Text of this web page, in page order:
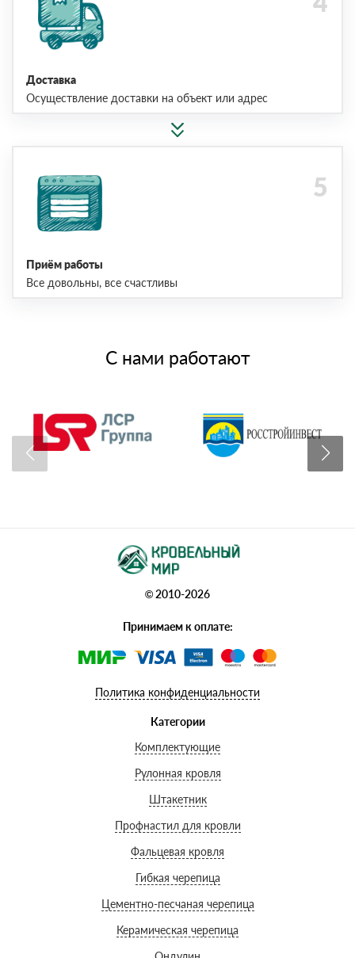
Доставка
Осуществление доставки на объект или адрес
Приём работы
Все довольны, все счастливы
С нами работают
© 2010-2026
Принимаем к оплате:
Политика конфиденциальности
Категории
Комплектующие
Рулонная кровля
Штакетник
Профнастил для кровли
Фальцевая кровля
Гибкая черепица
Цементно-песчаная черепица
Керамическая черепица